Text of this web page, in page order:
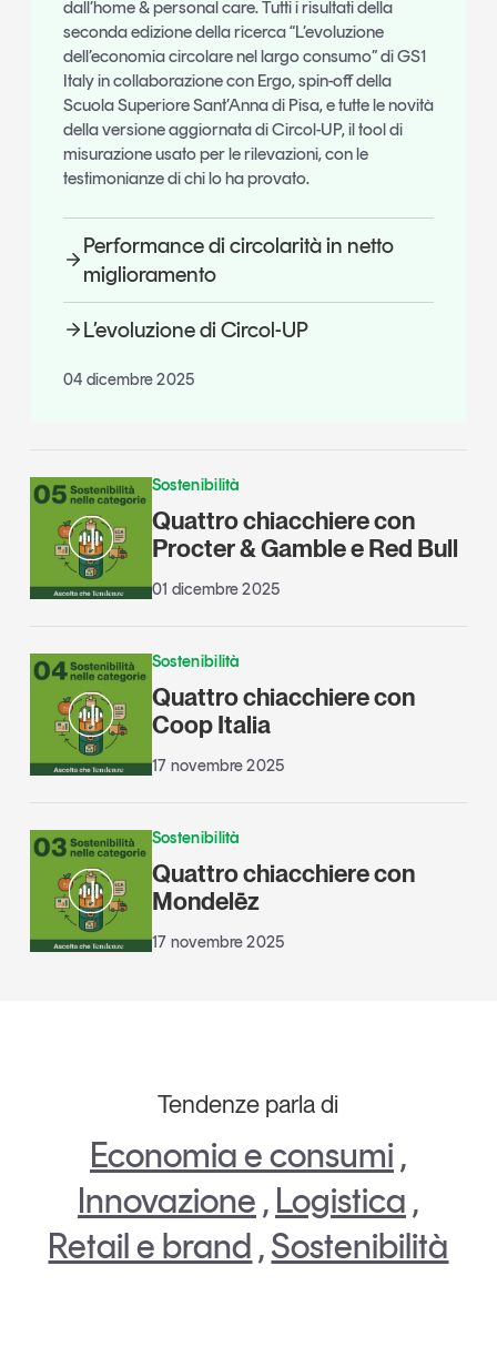
dall’home & personal care. Tutti i risultati della
seconda edizione della ricerca “L’evoluzione
dell’economia circolare nel largo consumo” di GS1
Italy in collaborazione con Ergo, spin-off della
Scuola Superiore Sant’Anna di Pisa, e tutte le novità
della versione aggiornata di Circol-UP, il tool di
misurazione usato per le rilevazioni, con le
testimonianze di chi lo ha provato.
Performance di circolarità in netto
miglioramento
L’evoluzione di Circol-UP
04 dicembre 2025
Sostenibilità
Quattro chiacchiere con
Procter & Gamble e Red Bull
01 dicembre 2025
Sostenibilità
Quattro chiacchiere con
Coop Italia
17 novembre 2025
Sostenibilità
Quattro chiacchiere con
Mondelēz
17 novembre 2025
Tendenze parla di
Economia e consumi ,
Innovazione , Logistica ,
Retail e brand ,Sostenibilità